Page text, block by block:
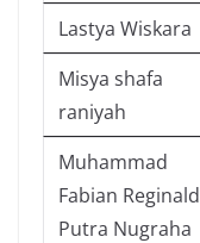
Lastya Wiskara
Misya shafa
raniyah
Muhammad
Fabian Reginald
Putra Nugraha